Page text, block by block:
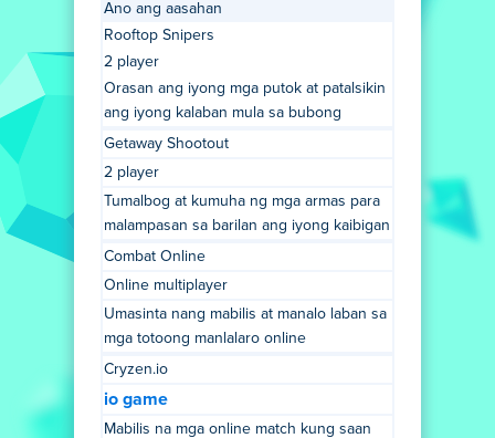
Ano ang aasahan
Rooftop Snipers
2 player
Orasan ang iyong mga putok at patalsikin
ang iyong kalaban mula sa bubong
Getaway Shootout
2 player
Tumalbog at kumuha ng mga armas para
malampasan sa barilan ang iyong kaibigan
Combat Online
Online multiplayer
Umasinta nang mabilis at manalo laban sa
mga totoong manlalaro online
Cryzen.io
io game
Mabilis na mga online match kung saan